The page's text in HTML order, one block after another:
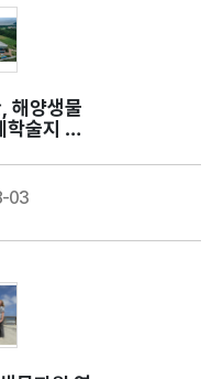
학술지 발
03